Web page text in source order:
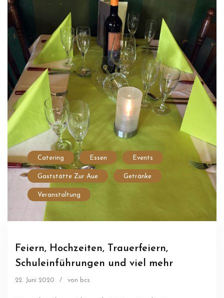
Catering Essen Events
Gaststätte Zur Aue Getränke
Veranstaltung
Feiern, Hochzeiten, Trauerfeiern,
Schuleinführungen und viel mehr
22. Juni 2020 / von bcs